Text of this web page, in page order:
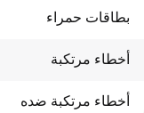
بطاقات حمراء
أخطاء مرتكبة
أخطاء مرتكبة ضده